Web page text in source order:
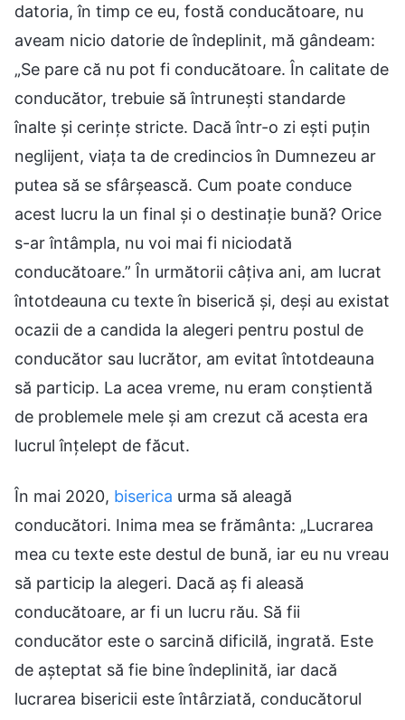
datoria, în timp ce eu, fostă conducătoare, nu
aveam nicio datorie de îndeplinit, mă gândeam:
„Se pare că nu pot fi conducătoare. În calitate de
conducător, trebuie să întrunești standarde
înalte și cerințe stricte. Dacă într-o zi ești puțin
neglijent, viața ta de credincios în Dumnezeu ar
putea să se sfârșească. Cum poate conduce
acest lucru la un final și o destinație bună? Orice
s-ar întâmpla, nu voi mai fi niciodată
conducătoare.” În următorii câțiva ani, am lucrat
întotdeauna cu texte în biserică și, deși au existat
ocazii de a candida la alegeri pentru postul de
conducător sau lucrător, am evitat întotdeauna
să particip. La acea vreme, nu eram conștientă
de problemele mele și am crezut că acesta era
lucrul înțelept de făcut.
În mai 2020, biserica urma să aleagă
conducători. Inima mea se frământa: „Lucrarea
mea cu texte este destul de bună, iar eu nu vreau
să particip la alegeri. Dacă aș fi aleasă
conducătoare, ar fi un lucru rău. Să fii
conducător este o sarcină dificilă, ingrată. Este
de așteptat să fie bine îndeplinită, iar dacă
lucrarea bisericii este întârziată, conducătorul